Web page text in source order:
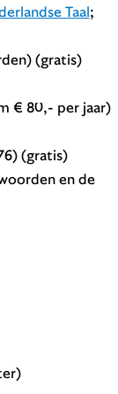
Taal;
(gratis)
€ 80,- per jaar)
(gratis)
en de